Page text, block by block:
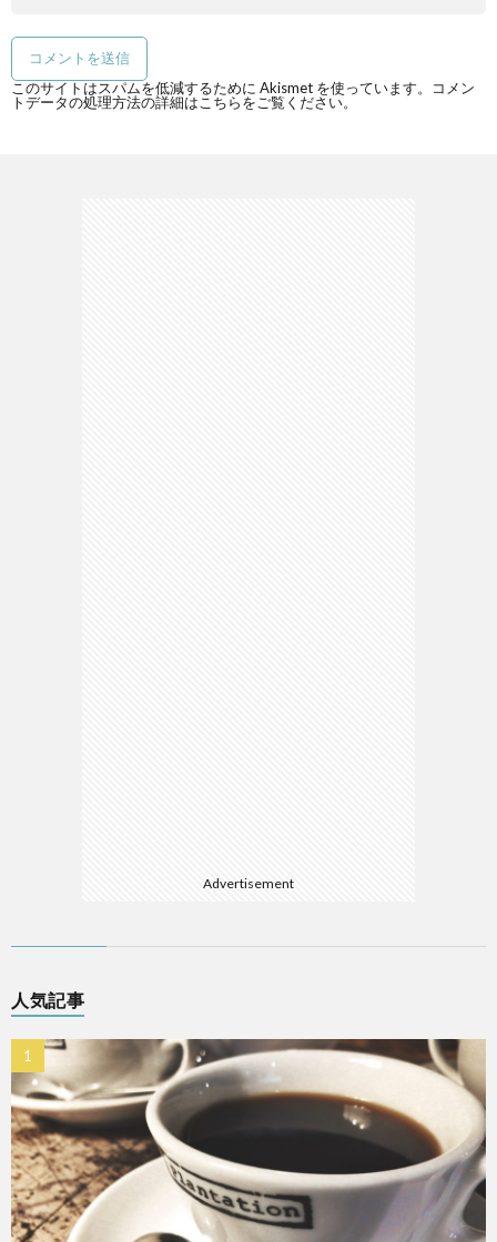
このサイトはスパムを低減するために Akismet を使っています。
コメン
トデータの処理方法の詳細はこちらをご覧ください。
Advertisement
人気記事